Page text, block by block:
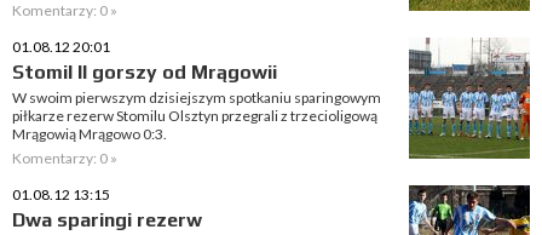
Komentarzy: 0 »
01.08.12 20:01
Stomil II gorszy od Mrągowii
W swoim pierwszym dzisiejszym spotkaniu sparingowym
piłkarze rezerw Stomilu Olsztyn przegrali z trzecioligową
Mrągowią Mrągowo 0:3.
Komentarzy: 0 »
01.08.12 13:15
Dwa sparingi rezerw